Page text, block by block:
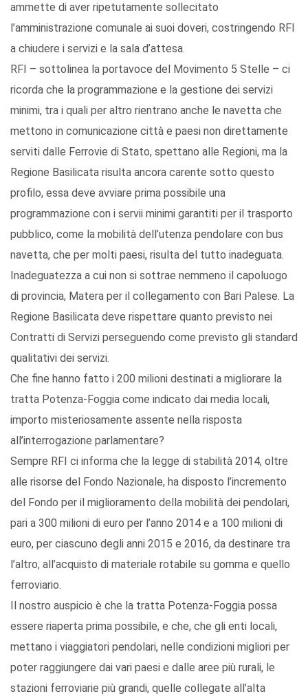
ammette di aver ripetutamente sollecitato
l’amministrazione comunale ai suoi doveri, costringendo RFI
a chiudere i servizi e la sala d’attesa.
RFI – sottolinea la portavoce del Movimento 5 Stelle – ci
ricorda che la programmazione e la gestione dei servizi
minimi, tra i quali per altro rientrano anche le navetta che
mettono in comunicazione città e paesi non direttamente
serviti dalle Ferrovie di Stato, spettano alle Regioni, ma la
Regione Basilicata risulta ancora carente sotto questo
profilo, essa deve avviare prima possibile una
programmazione con i servii minimi garantiti per il trasporto
pubblico, come la mobilità dell’utenza pendolare con bus
navetta, che per molti paesi, risulta del tutto inadeguata.
Inadeguatezza a cui non si sottrae nemmeno il capoluogo
di provincia, Matera per il collegamento con Bari Palese. La
Regione Basilicata deve rispettare quanto previsto nei
Contratti di Servizi perseguendo come previsto gli standard
qualitativi dei servizi.
Che fine hanno fatto i 200 milioni destinati a migliorare la
tratta Potenza-Foggia come indicato dai media locali,
importo misteriosamente assente nella risposta
all’interrogazione parlamentare?
Sempre RFI ci informa che la legge di stabilità 2014, oltre
alle risorse del Fondo Nazionale, ha disposto l’incremento
del Fondo per il miglioramento della mobilità dei pendolari,
pari a 300 milioni di euro per l’anno 2014 e a 100 milioni di
euro, per ciascuno degli anni 2015 e 2016, da destinare tra
l’altro, all’acquisto di materiale rotabile su gomma e quello
ferroviario.
Il nostro auspicio è che la tratta Potenza-Foggia possa
essere riaperta prima possibile, e che, che gli enti locali,
mettano i viaggiatori pendolari, nelle condizioni migliori per
poter raggiungere dai vari paesi e dalle aree più rurali, le
stazioni ferroviarie più grandi, quelle collegate all’alta